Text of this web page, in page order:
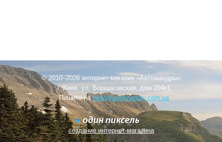
© 2010–2026 интернет-магазин «Автомандры»
г. Киев, ул. Борщаговская, дом 204к1
Пишите наhello@automandry.com.ua
создание интернет-магазина